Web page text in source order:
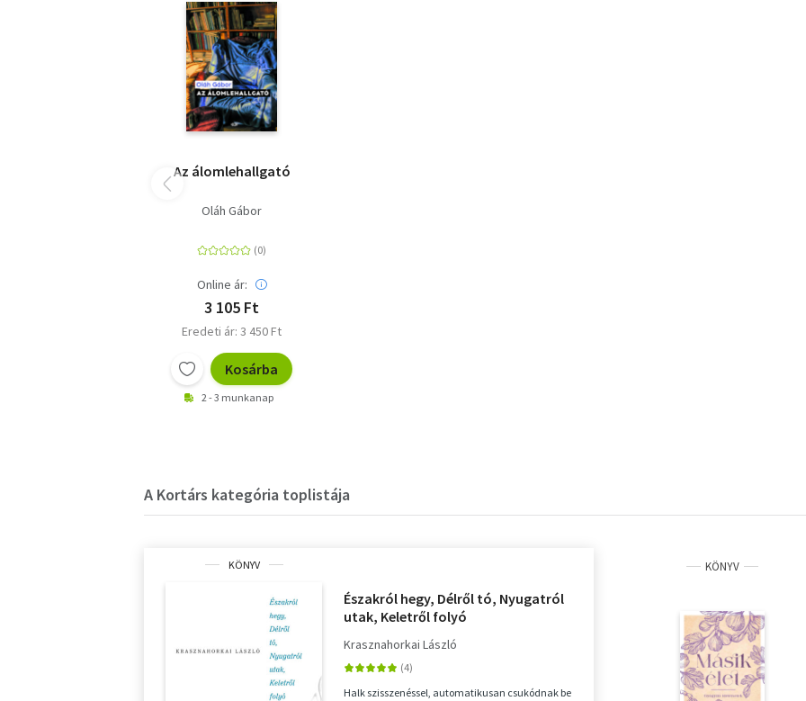
Az álomlehallgató
Oláh Gábor
Online ár:
3 105 Ft
Eredeti ár: 3 450 Ft
Kosárba
2 - 3 munkanap
A Kortárs kategória toplistája
KÖNYV
Északról hegy, Délről tó, Nyugatról
utak, Keletről folyó
Krasznahorkai László
Halk szisszenéssel, automatikusan csukódnak be
KÖNYV